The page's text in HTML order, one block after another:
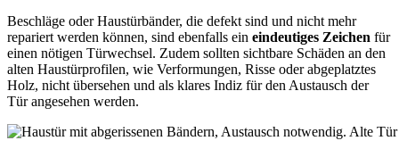
Beschläge oder Haustürbänder, die defekt sind und nicht mehr
repariert werden können, sind ebenfalls ein eindeutiges Zeichen für
einen nötigen Türwechsel. Zudem sollten sichtbare Schäden an den
alten Haustürprofilen, wie Verformungen, Risse oder abgeplatztes
Holz, nicht übersehen und als klares Indiz für den Austausch der
Tür angesehen werden.